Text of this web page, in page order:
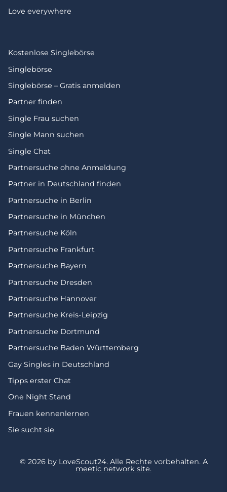
Love everywhere
Kostenlose Singlebörse
Singlebörse
Singlebörse – Gratis anmelden
Partner finden
Single Frau suchen
Single Mann suchen
Single Chat
Partnersuche ohne Anmeldung
Partner in Deutschland finden
Partnersuche in Berlin
Partnersuche in München
Partnersuche Köln
Partnersuche Frankfurt
Partnersuche Bayern
Partnersuche Dresden
Partnersuche Hannover
Partnersuche Kreis-Leipzig
Partnersuche Dortmund
Partnersuche Baden Württemberg
Gay Singles in Deutschland
Tipps erster Chat
One Night Stand
Frauen kennenlernen
Sie sucht sie
© 2026 by LoveScout24. Alle Rechte vorbehalten. A
meetic network site.